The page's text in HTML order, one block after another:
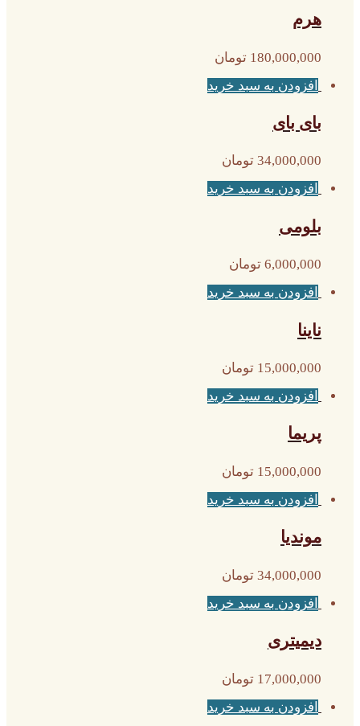
هرم
180,000,000 تومان
افزودن به سبد خرید
بای بای
34,000,000 تومان
افزودن به سبد خرید
بلومی
6,000,000 تومان
افزودن به سبد خرید
ناینا
15,000,000 تومان
افزودن به سبد خرید
پریما
15,000,000 تومان
افزودن به سبد خرید
موندیا
34,000,000 تومان
افزودن به سبد خرید
دیمیتری
17,000,000 تومان
افزودن به سبد خرید